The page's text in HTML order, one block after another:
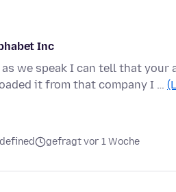
Inc
we speak I can tell that
it from that company I …
gefragt vor 1 Woche